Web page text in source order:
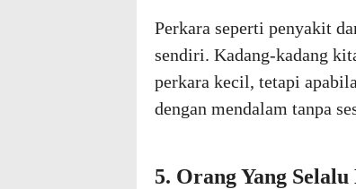
Perkara seperti penyakit
sendiri. Kadang-kadang
perkara kecil, tetapi
dengan mendalam tanpa
5. Orang Yang Selalu